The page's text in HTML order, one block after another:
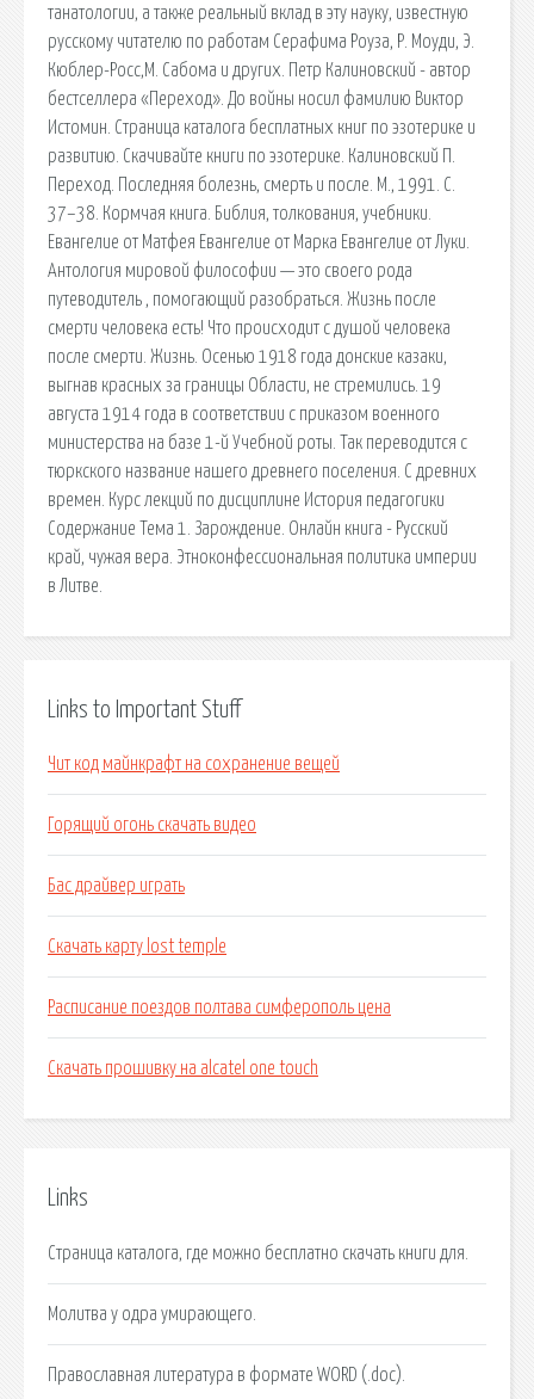
танатологии, а также реальный вклад в эту науку, известную
русскому читателю по работам Серафима Роуза, Р. Моуди, Э.
Кюблер-Росс,М. Сабома и других. Петр Калиновский - автор
бестселлера «Переход». До войны носил фамилию Виктор
Истомин. Страница каталога бесплатных книг по эзотерике и
развитию. Скачивайте книги по эзотерике. Калиновский П.
Переход. Последняя болезнь, смерть и после. М., 1991. С.
37–38. Кормчая книга. Библия, толкования, учебники.
Евангелие от Матфея Евангелие от Марка Евангелие от Луки.
Антология мировой философии — это своего рода
путеводитель , помогающий разобраться. Жизнь после
смерти человека есть! Что происходит с душой человека
после смерти. Жизнь. Осенью 1918 года донские казаки,
выгнав красных за границы Области, не стремились. 19
августа 1914 года в соответствии с приказом военного
министерства на базе 1-й Учебной роты. Так переводится с
тюркского название нашего древнего поселения. С древних
времен. Курс лекций по дисциплине История педагогики
Содержание Тема 1. Зарождение. Онлайн книга - Русский
край, чужая вера. Этноконфессиональная политика империи
в Литве.
Links to Important Stuff
Чит код майнкрафт на сохранение вещей
Горящий огонь скачать видео
Бас драйвер играть
Скачать карту lost temple
Расписание поездов полтава симферополь цена
Скачать прошивку на alcatel one touch
Links
Страница каталога, где можно бесплатно скачать книги для.
Молитва у одра умирающего.
Православная литература в формате WORD (.doc).